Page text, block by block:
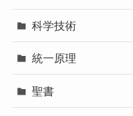
科学技術
統一原理
聖書